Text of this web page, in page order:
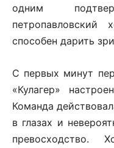
одним
петропавловский
способен дарить
С первых минут
«Кулагер»
Команда
в глазах и
превосходство.